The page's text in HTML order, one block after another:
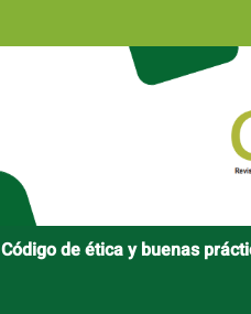
Código de ética y buenas